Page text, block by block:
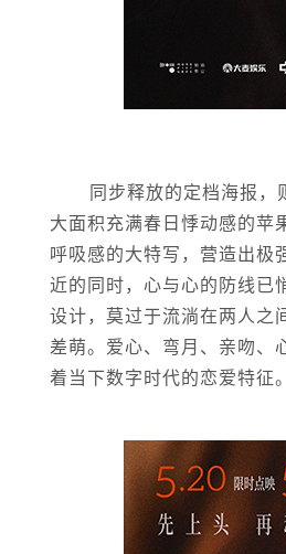
同步释放的定档海报
大面积充满春日悸动感的苹
呼吸感的大特写，营造出极
近的同时，心与心的防线已
设计，莫过于流淌在两人
差萌。爱心、弯月、亲吻、
着当下数字时代的恋爱特征。